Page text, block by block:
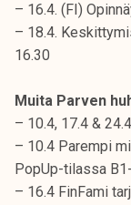
– 16.4. (FI)
– 18.4.
16.30
Muita Parven
– 10.4, 17.4 &
– 10.4 Parempi
PopUp-tilassa
– 16.4 FinFami